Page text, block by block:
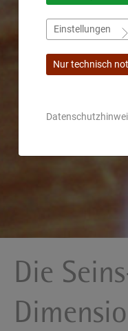
Die
Einstellungen
Nur technisch